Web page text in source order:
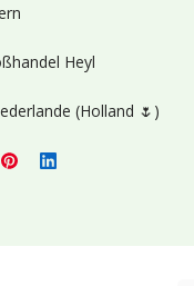
Heyl
(Holland 🌷)